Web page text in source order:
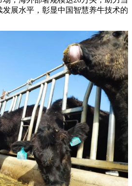
展水平，彰显中国智慧养牛技术的